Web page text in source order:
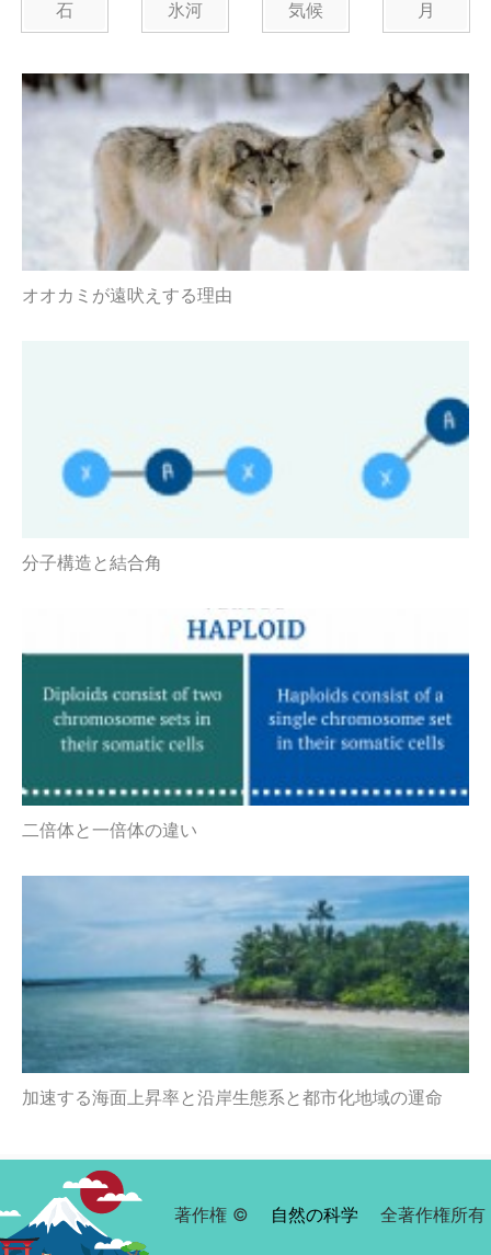
石 氷河 気候 月
オオカミが遠吠えする理由
分子構造と結合角
二倍体と一倍体の違い
加速する海面上昇率と沿岸生態系と都市化地域の運命
著作権 © 自然の科学 全著作権所有